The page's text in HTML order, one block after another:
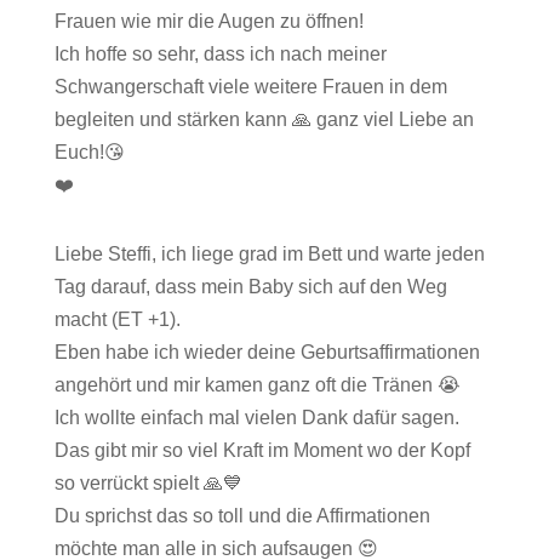
Frauen wie mir die Augen zu öffnen!
Ich hoffe so sehr, dass ich nach meiner
Schwangerschaft viele weitere Frauen in dem
begleiten und stärken kann 🙏 ganz viel Liebe an
Euch!😘
❤️
Liebe Steffi, ich liege grad im Bett und warte jeden
Tag darauf, dass mein Baby sich auf den Weg
macht (ET +1).
Eben habe ich wieder deine Geburtsaffirmationen
angehört und mir kamen ganz oft die Tränen 😭
Ich wollte einfach mal vielen Dank dafür sagen.
Das gibt mir so viel Kraft im Moment wo der Kopf
so verrückt spielt 🙏💙
Du sprichst das so toll und die Affirmationen
möchte man alle in sich aufsaugen 😍